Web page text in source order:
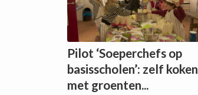
Pilot ‘Soeperchefs op
basisscholen’: zelf koken
met groenten...